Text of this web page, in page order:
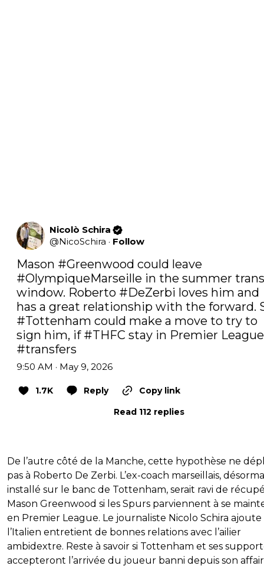
Nicolò Schira
@NicoSchira · Follow
Mason #Greenwood
#OlympiqueMarseille in the summer
window. Roberto #DeZerbi loves him and
#Tottenham could make a move to try to
sign him, if #THFC
#transfers
9:50 AM · May 9, 2026
1.7K Reply
Copy link
Read 112 replies
De l’autre côté de la Manche, cette hypothèse ne
pas à Roberto De Zerbi. L’ex-coach marseillais,
installé sur le banc de Tottenham, serait ravi de
Mason Greenwood si les Spurs parviennent à se
en Premier League. Le journaliste Nicolo Schira
l’Italien entretient de bonnes relations avec l’ailier
ambidextre. Reste à savoir si Tottenham et ses
accepteront l’arrivée du joueur banni depuis son